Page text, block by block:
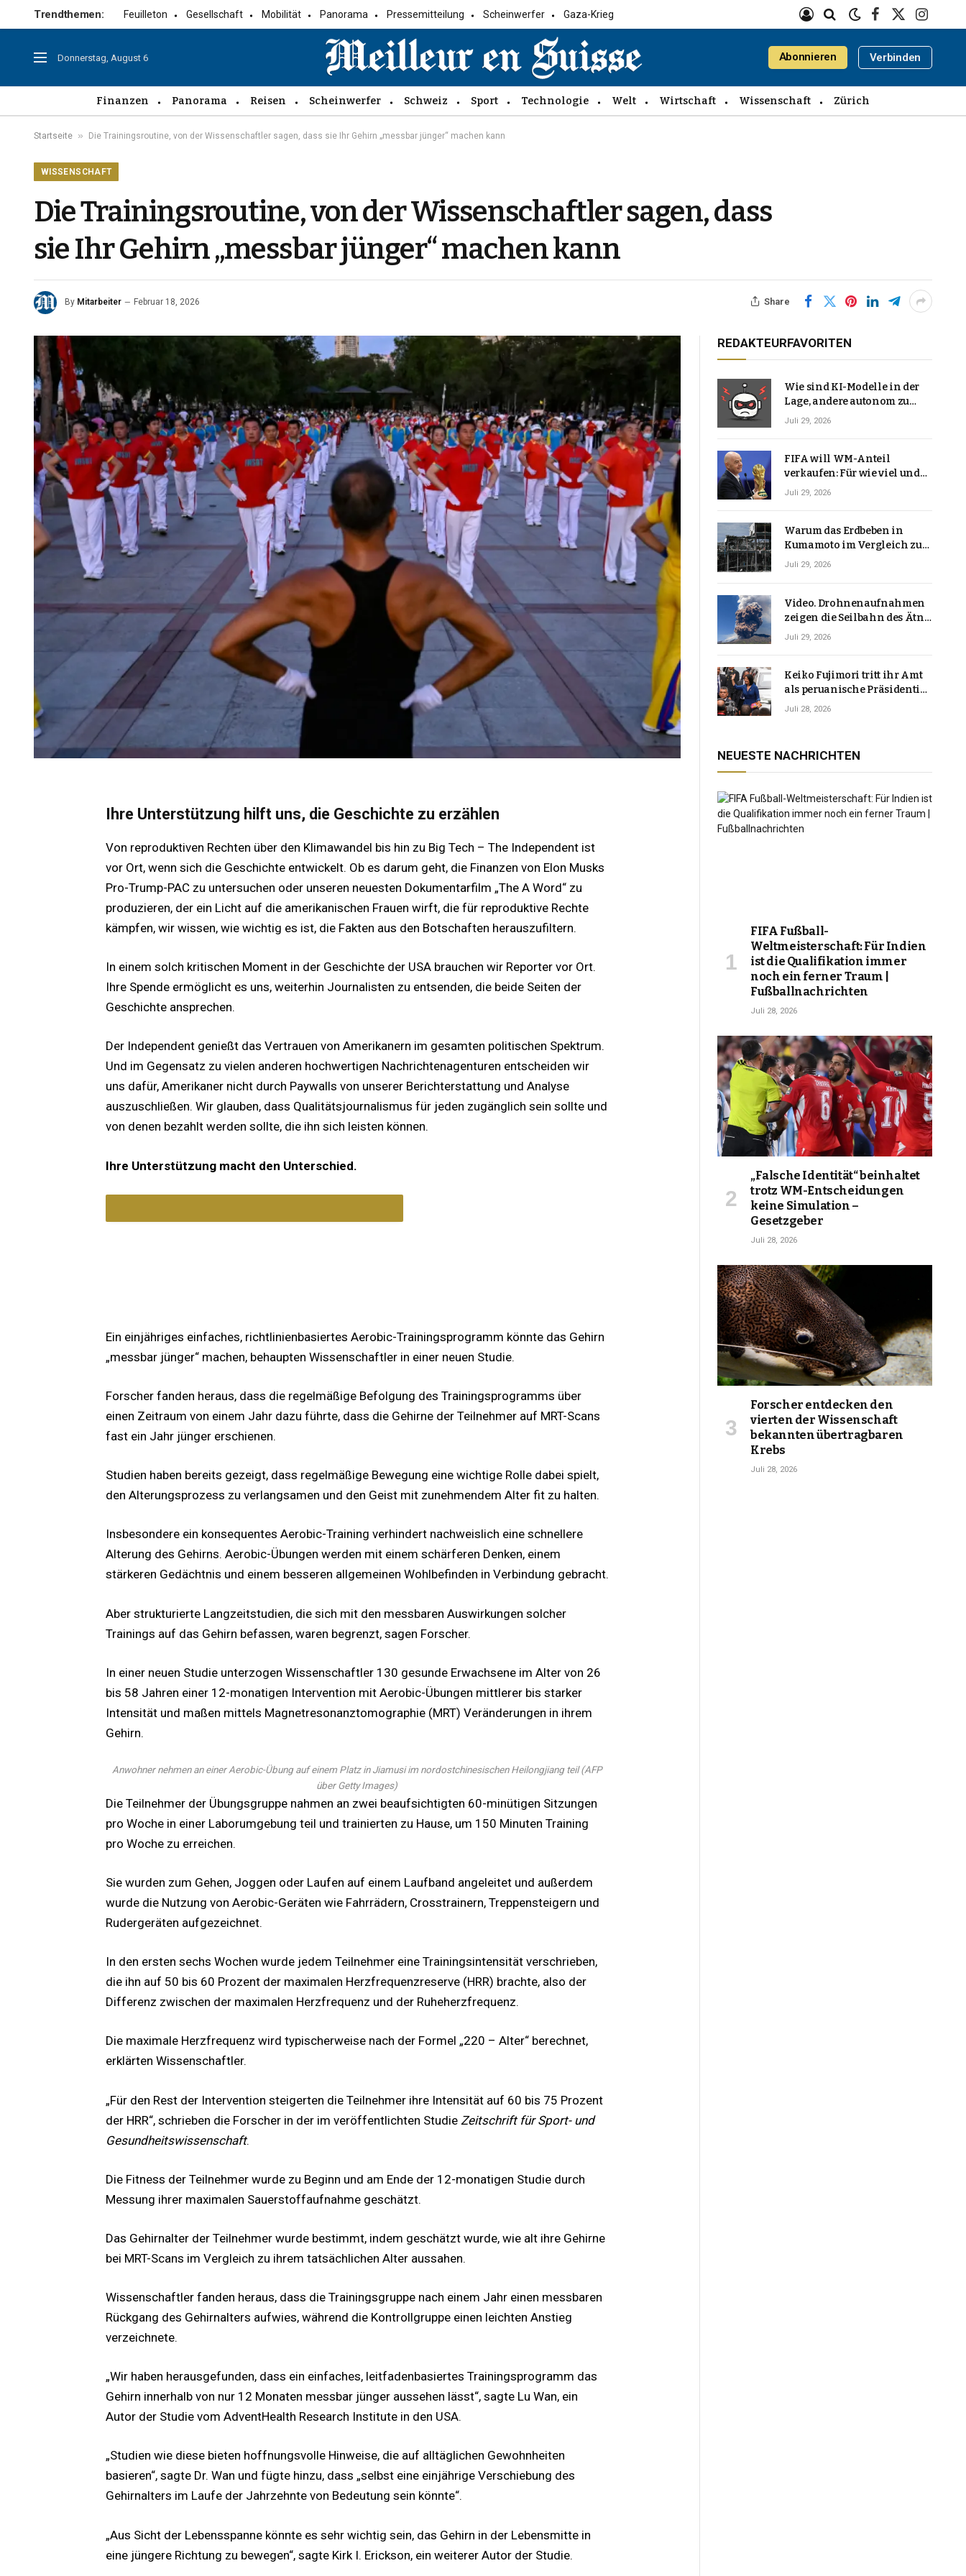
Trendthemen: Feuilleton Gesellschaft Mobilität Panorama Pressemitteilung Scheinwerfer Gaza-Krieg
Facebook
X
Donnerstag, August 6 Abonnieren Verbinden
Finanzen Panorama Reisen Scheinwerfer Schweiz Sport Technologie Welt Wirtschaft Wissenschaft Zürich
Startseite » Die Trainingsroutine, von der Wissenschaftler sagen, dass sie Ihr Gehirn „messbar jünger“ machen kann
WISSENSCHAFT
Die Trainingsroutine, von der Wissenschaftler sagen, dass
sie Ihr Gehirn „messbar jünger“ machen kann
By Mitarbeiter Februar 18, 2026 Share
Ihre Unterstützung hilft uns, die Geschichte zu erzählen
Von reproduktiven Rechten über den Klimawandel bis hin zu Big Tech – The Independent ist
vor Ort, wenn sich die Geschichte entwickelt. Ob es darum geht, die Finanzen von Elon Musks
Pro-Trump-PAC zu untersuchen oder unseren neuesten Dokumentarfilm „The A Word“ zu
produzieren, der ein Licht auf die amerikanischen Frauen wirft, die für reproduktive Rechte
kämpfen, wir wissen, wie wichtig es ist, die Fakten aus den Botschaften herauszufiltern.
In einem solch kritischen Moment in der Geschichte der USA brauchen wir Reporter vor Ort.
Ihre Spende ermöglicht es uns, weiterhin Journalisten zu entsenden, die beide Seiten der
Geschichte ansprechen.
Der Independent genießt das Vertrauen von Amerikanern im gesamten politischen Spektrum.
Und im Gegensatz zu vielen anderen hochwertigen Nachrichtenagenturen entscheiden wir
uns dafür, Amerikaner nicht durch Paywalls von unserer Berichterstattung und Analyse
auszuschließen. Wir glauben, dass Qualitätsjournalismus für jeden zugänglich sein sollte und
von denen bezahlt werden sollte, die ihn sich leisten können.
Ihre Unterstützung macht den Unterschied.
Ein einjähriges einfaches, richtlinienbasiertes Aerobic-Trainingsprogramm könnte das Gehirn
„messbar jünger“ machen, behaupten Wissenschaftler in einer neuen Studie.
Forscher fanden heraus, dass die regelmäßige Befolgung des Trainingsprogramms über
einen Zeitraum von einem Jahr dazu führte, dass die Gehirne der Teilnehmer auf MRT-Scans
fast ein Jahr jünger erschienen.
Studien haben bereits gezeigt, dass regelmäßige Bewegung eine wichtige Rolle dabei spielt,
den Alterungsprozess zu verlangsamen und den Geist mit zunehmendem Alter fit zu halten.
Insbesondere ein konsequentes Aerobic-Training verhindert nachweislich eine schnellere
Alterung des Gehirns. Aerobic-Übungen werden mit einem schärferen Denken, einem
stärkeren Gedächtnis und einem besseren allgemeinen Wohlbefinden in Verbindung gebracht.
Aber strukturierte Langzeitstudien, die sich mit den messbaren Auswirkungen solcher
Trainings auf das Gehirn befassen, waren begrenzt, sagen Forscher.
In einer neuen Studie unterzogen Wissenschaftler 130 gesunde Erwachsene im Alter von 26
bis 58 Jahren einer 12-monatigen Intervention mit Aerobic-Übungen mittlerer bis starker
Intensität und maßen mittels Magnetresonanztomographie (MRT) Veränderungen in ihrem
Gehirn.
Anwohner nehmen an einer Aerobic-Übung auf einem Platz in Jiamusi im nordostchinesischen Heilongjiang teil (AFP
über Getty Images)
Die Teilnehmer der Übungsgruppe nahmen an zwei beaufsichtigten 60-minütigen Sitzungen
pro Woche in einer Laborumgebung teil und trainierten zu Hause, um 150 Minuten Training
pro Woche zu erreichen.
Sie wurden zum Gehen, Joggen oder Laufen auf einem Laufband angeleitet und außerdem
wurde die Nutzung von Aerobic-Geräten wie Fahrrädern, Crosstrainern, Treppensteigern und
Rudergeräten aufgezeichnet.
In den ersten sechs Wochen wurde jedem Teilnehmer eine Trainingsintensität verschrieben,
die ihn auf 50 bis 60 Prozent der maximalen Herzfrequenzreserve (HRR) brachte, also der
Differenz zwischen der maximalen Herzfrequenz und der Ruheherzfrequenz.
Die maximale Herzfrequenz wird typischerweise nach der Formel „220 – Alter“ berechnet,
erklärten Wissenschaftler.
„Für den Rest der Intervention steigerten die Teilnehmer ihre Intensität auf 60 bis 75 Prozent
der HRR“, schrieben die Forscher in der im veröffentlichten Studie Zeitschrift für Sport- und
Gesundheitswissenschaft.
Die Fitness der Teilnehmer wurde zu Beginn und am Ende der 12-monatigen Studie durch
Messung ihrer maximalen Sauerstoffaufnahme geschätzt.
Das Gehirnalter der Teilnehmer wurde bestimmt, indem geschätzt wurde, wie alt ihre Gehirne
bei MRT-Scans im Vergleich zu ihrem tatsächlichen Alter aussahen.
Wissenschaftler fanden heraus, dass die Trainingsgruppe nach einem Jahr einen messbaren
Rückgang des Gehirnalters aufwies, während die Kontrollgruppe einen leichten Anstieg
verzeichnete.
„Wir haben herausgefunden, dass ein einfaches, leitfadenbasiertes Trainingsprogramm das
Gehirn innerhalb von nur 12 Monaten messbar jünger aussehen lässt“, sagte Lu Wan, ein
Autor der Studie vom AdventHealth Research Institute in den USA.
„Studien wie diese bieten hoffnungsvolle Hinweise, die auf alltäglichen Gewohnheiten
basieren“, sagte Dr. Wan und fügte hinzu, dass „selbst eine einjährige Verschiebung des
Gehirnalters im Laufe der Jahrzehnte von Bedeutung sein könnte“.
„Aus Sicht der Lebensspanne könnte es sehr wichtig sein, das Gehirn in der Lebensmitte in
eine jüngere Richtung zu bewegen“, sagte Kirk I. Erickson, ein weiterer Autor der Studie.
REDAKTEURFAVORITEN
Wie sind KI-Modelle in der
Lage, andere autonom zu
hacken? | Technologie-News
Juli 29, 2026
FIFA will WM-Anteil
verkaufen: Für wie viel und
warum macht Gianni
Juli 29, 2026
Warum das Erdbeben in
Kumamoto im Vergleich zu
den meisten Erdbeben, die
Juli 29, 2026
Video. Drohnenaufnahmen
zeigen die Seilbahn des Ätna
über einer Vulkanlandschaft
Juli 29, 2026
Keiko Fujimori tritt ihr Amt
als peruanische Präsidentin
an und verspricht, das
Juli 28, 2026
NEUESTE NACHRICHTEN
FIFA Fußball-
Weltmeisterschaft: Für Indien
ist die Qualifikation immer
noch ein ferner Traum |
Fußballnachrichten
Juli 28, 2026
„Falsche Identität“ beinhaltet
trotz WM-Entscheidungen
keine Simulation –
Gesetzgeber
Juli 28, 2026
Forscher entdecken den
vierten der Wissenschaft
bekannten übertragbaren
Krebs
Juli 28, 2026